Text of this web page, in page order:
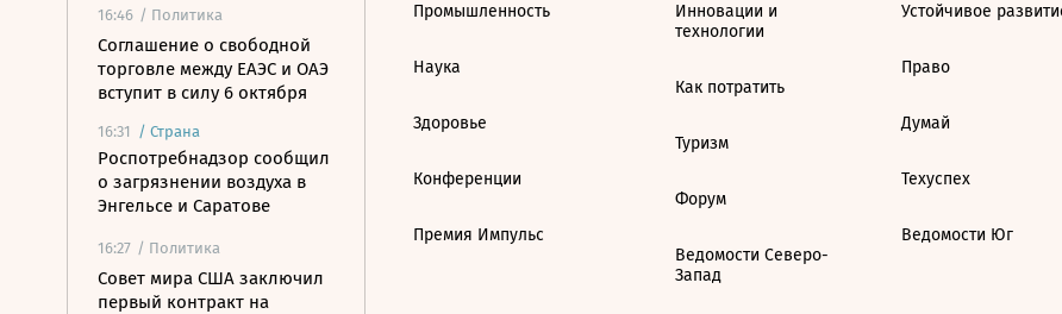
16:46 / Политика
Соглашение о свободной
торговле между ЕАЭС и ОАЭ
вступит в силу 6 октября
16:31 / Страна
Роспотребнадзор сообщил
о загрязнении воздуха в
Энгельсе и Саратове
16:27 / Политика
Совет мира США заключил
первый контракт на
Промышленность
Наука
Здоровье
Конференции
Премия Импульс
Инновации и
технологии
Как потратить
Туризм
Форум
Ведомости Северо-
Запад
Устойчивое
Право
Думай
Техуспех
Ведомости Юг